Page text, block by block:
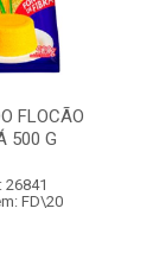
FLOCÃO
500 G
26841
FD\20